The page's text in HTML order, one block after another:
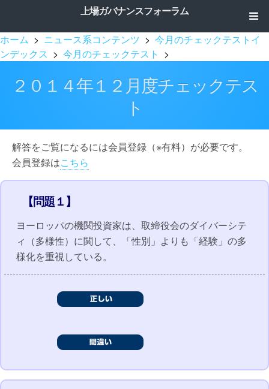
上場ガバナンスフォーラム
ホーム > ニュース系コンテンツ > 今月のチェックテストイ
ンデックス > 今月のチェックテスト >
２０１４年１２月度チェックテス
ト
解答をご覧になるには会員登録（※有料）が必要です。
会員登録はこちら
【問題１】
ヨーロッパの機関投資家は、取締役会のダイバーシテ
ィ（多様性）に関して、「性別」よりも「経験」の多
様化を重視している。